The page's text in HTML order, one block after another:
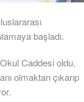
başladı.
Caddesi oldu.
olmaktan çıkarıp